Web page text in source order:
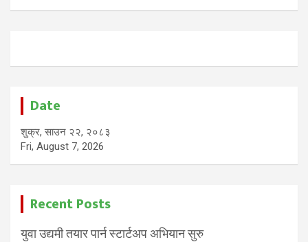
Date
शुक्र, साउन २२, २०८३
Fri, August 7, 2026
Recent Posts
युवा उद्यमी तयार पार्न स्टार्टअप अभियान सुरु